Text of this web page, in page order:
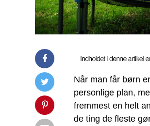
Når man får børn
personlige plan,
fremmest en helt
de ting de fleste